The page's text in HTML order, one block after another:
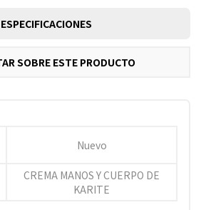
ESPECIFICACIONES
SOBRE ESTE PRODUCTO
Nuevo
CREMA MANOS Y CUERPO DE
KARITE